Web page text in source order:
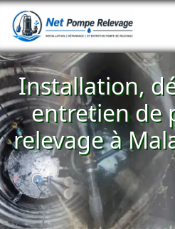
Installation,
entretien de
relevage à